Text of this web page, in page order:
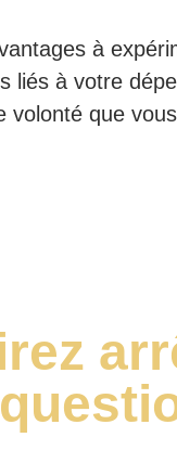
à
liés à votre
volonté que